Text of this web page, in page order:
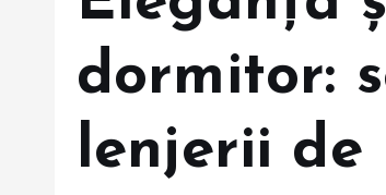
dormitor:
lenjerii